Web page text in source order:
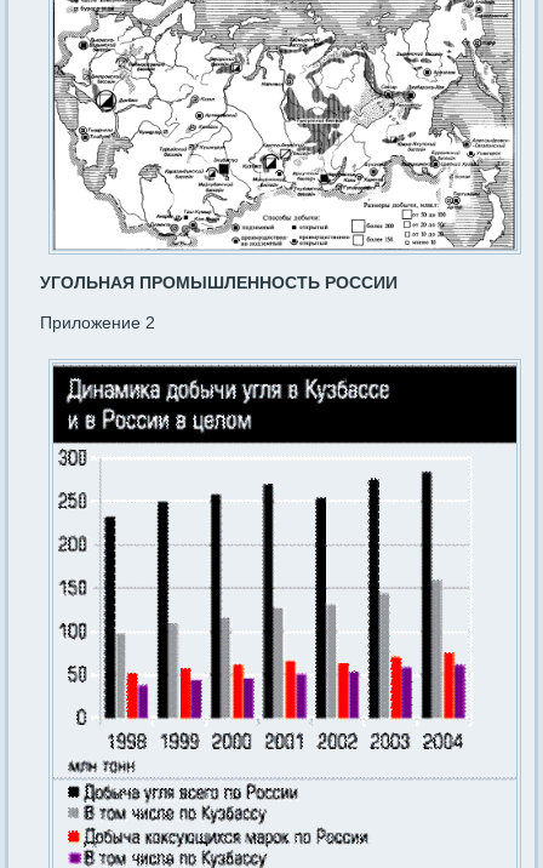
УГОЛЬНАЯ ПРОМЫШЛЕННОСТЬ РОССИИ
Приложение 2